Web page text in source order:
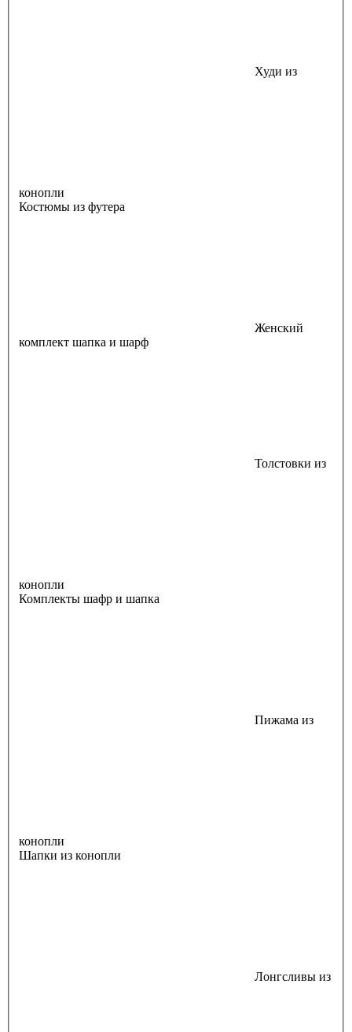
Худи из
конопли
Костюмы из футера
Женский
комплект шапка и шарф
Толстовки из
конопли
Комплекты шафр и шапка
Пижама из
конопли
Шапки из конопли
Лонгсливы из